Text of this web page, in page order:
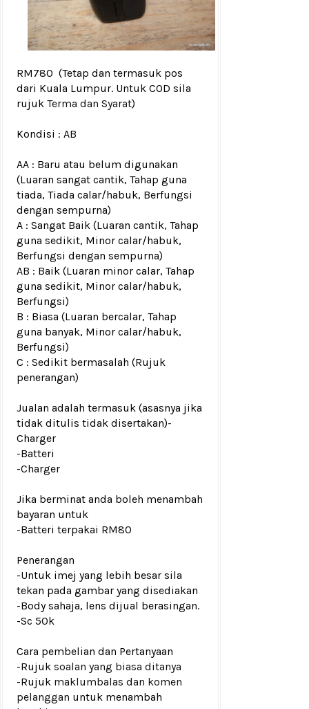
RM780 (Tetap dan termasuk pos
dari Kuala Lumpur. Untuk COD sila
rujuk Terma dan Syarat)
Kondisi : AB
AA : Baru atau belum digunakan
(Luaran sangat cantik, Tahap guna
tiada, Tiada calar/habuk, Berfungsi
dengan sempurna)
A : Sangat Baik (Luaran cantik, Tahap
guna sedikit, Minor calar/habuk,
Berfungsi dengan sempurna)
AB : Baik (Luaran minor calar, Tahap
guna sedikit, Minor calar/habuk,
Berfungsi)
B : Biasa (Luaran bercalar, Tahap
guna banyak, Minor calar/habuk,
Berfungsi)
C : Sedikit bermasalah (Rujuk
penerangan)
Jualan adalah termasuk (asasnya jika
tidak ditulis tidak disertakan)-
Charger
-Batteri
-Charger
Jika berminat anda boleh menambah
bayaran untuk
-Batteri terpakai RM80
Penerangan
-Untuk imej yang lebih besar sila
tekan pada gambar yang disediakan
-Body sahaja, lens dijual berasingan.
-Sc 50k
Cara pembelian dan Pertanyaan
-Rujuk soalan yang biasa ditanya
-Rujuk maklumbalas dan komen
pelanggan untuk menambah